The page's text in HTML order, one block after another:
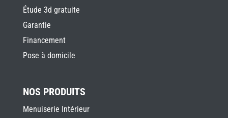
Étude 3d gratuite
Garantie
Financement
Pose à domicile
NOS PRODUITS
Menuiserie Intérieur